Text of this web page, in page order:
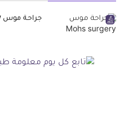
جراحة موس Mohs surgery